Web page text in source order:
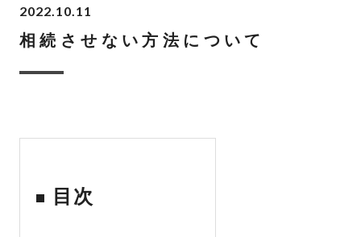
2022.10.11
相続させない方法について
目次